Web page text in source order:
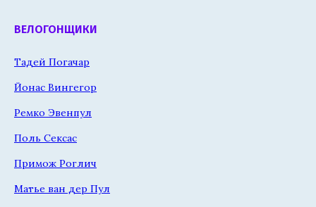
ВЕЛОГОНЩИКИ
Тадей Погачар
Йонас Вингегор
Ремко Эвенпул
Поль Сексас
Примож Роглич
Матье ван дер Пул